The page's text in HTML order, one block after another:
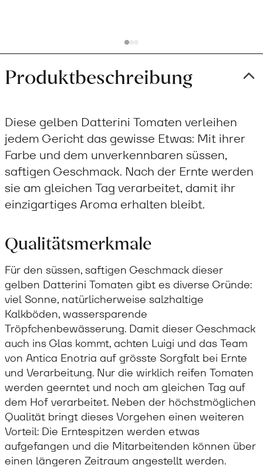
Produktbeschreibung
Diese gelben Datterini Tomaten verleihen
jedem Gericht das gewisse Etwas: Mit ihrer
Farbe und dem unverkennbaren süssen,
saftigen Geschmack. Nach der Ernte werden
sie am gleichen Tag verarbeitet, damit ihr
einzigartiges Aroma erhalten bleibt.
Qualitätsmerkmale
Für den süssen, saftigen Geschmack dieser
gelben Datterini Tomaten gibt es diverse Gründe:
viel Sonne, natürlicherweise salzhaltige
Kalkböden, wassersparende
Tröpfchenbewässerung. Damit dieser Geschmack
auch ins Glas kommt, achten Luigi und das Team
von Antica Enotria auf grösste Sorgfalt bei Ernte
und Verarbeitung. Nur die wirklich reifen Tomaten
werden geerntet und noch am gleichen Tag auf
dem Hof verarbeitet. Neben der höchstmöglichen
Qualität bringt dieses Vorgehen einen weiteren
Vorteil: Die Erntespitzen werden etwas
aufgefangen und die Mitarbeitenden können über
einen längeren Zeitraum angestellt werden.